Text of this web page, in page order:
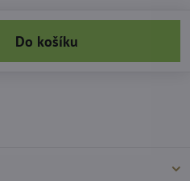
Do košíku